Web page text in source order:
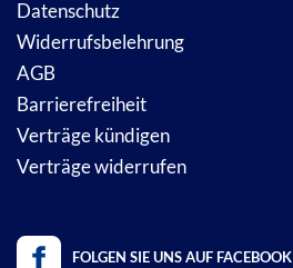
Datenschutz
Widerrufsbelehrung
AGB
Barrierefreiheit
Verträge kündigen
Verträge widerrufen
FOLGEN SIE UNS AUF FACEBOOK